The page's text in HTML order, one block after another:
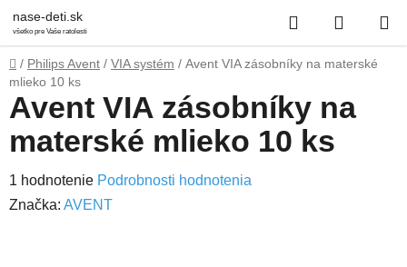
na
obsah
nase-deti.sk
všetko pre Vaše ratolesti
Hľadať
KOŠÍK
Domov
/ Philips Avent / VIA systém / Avent VIA zásobníky na materské
mlieko 10 ks
Avent VIA zásobníky na
materské mlieko 10 ks
Priemerné
hodnotenie
1 hodnotenie Podrobnosti hodnotenia
Značka: AVENT